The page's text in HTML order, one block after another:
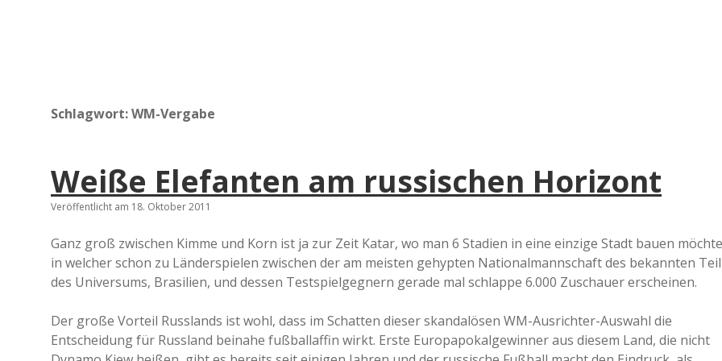
a
d
e
Schlagwort:WM-Vergabe
Weiße Elefanten am russischen Horizont
Veröffentlicht am 18. Oktober 2011
Ganz groß zwischen Kimme und Korn ist ja zur Zeit Katar, wo man 6 Stadien in eine einzige Stadt bauen
in welcher schon zu Länderspielen zwischen der am meisten gehypten Nationalmannschaft des bekannten Teil
des Universums, Brasilien, und dessen Testspielgegnern gerade mal schlappe 6.000 Zuschauer erscheinen.
Der große Vorteil Russlands ist wohl, dass im Schatten dieser skandalösen WM-Ausrichter-Auswahl die
Entscheidung für Russland beinahe fußballaffin wirkt. Erste Europapokalgewinner aus diesem Land, die nicht